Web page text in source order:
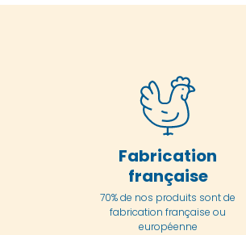
Fabrication
française
70% de nos produits sont de
fabrication française ou
européenne